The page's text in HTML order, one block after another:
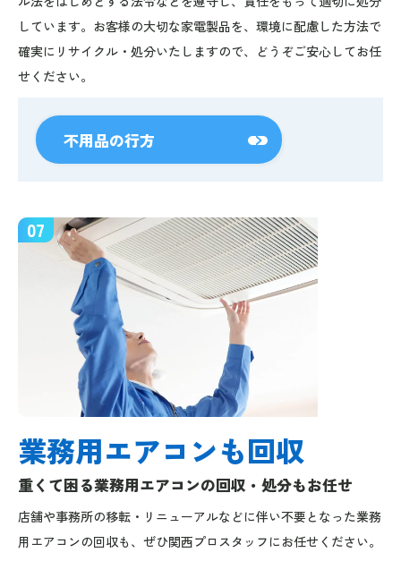
しています。お客様の大切な家電製品を、環境に配慮した方法で
確実にリサイクル・処分いたしますので、どうぞご安心してお任
せください。
不用品の行方
07
業務用エアコンも回収
重くて困る業務用エアコンの回収・処分もお任せ
店舗や事務所の移転・リニューアルなどに伴い不要となった業務
用エアコンの回収も、ぜひ関西プロスタッフにお任せください。